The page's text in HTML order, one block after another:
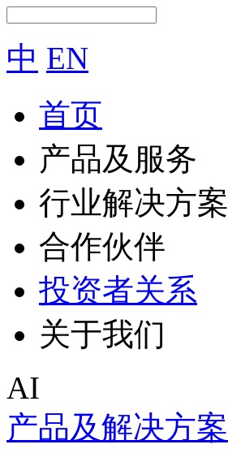
中 EN
首页
产品及服务
行业解决方案
合作伙伴
投资者关系
关于我们
AI
产品及解决方案